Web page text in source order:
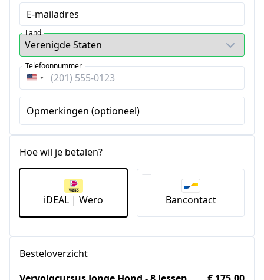
E-mailadres
Land
Verenigde
Staten
+1
Telefoonnummer
Opmerkingen (optioneel)
Hoe wil je betalen?
iDEAL | Wero Bancontact
Besteloverzicht